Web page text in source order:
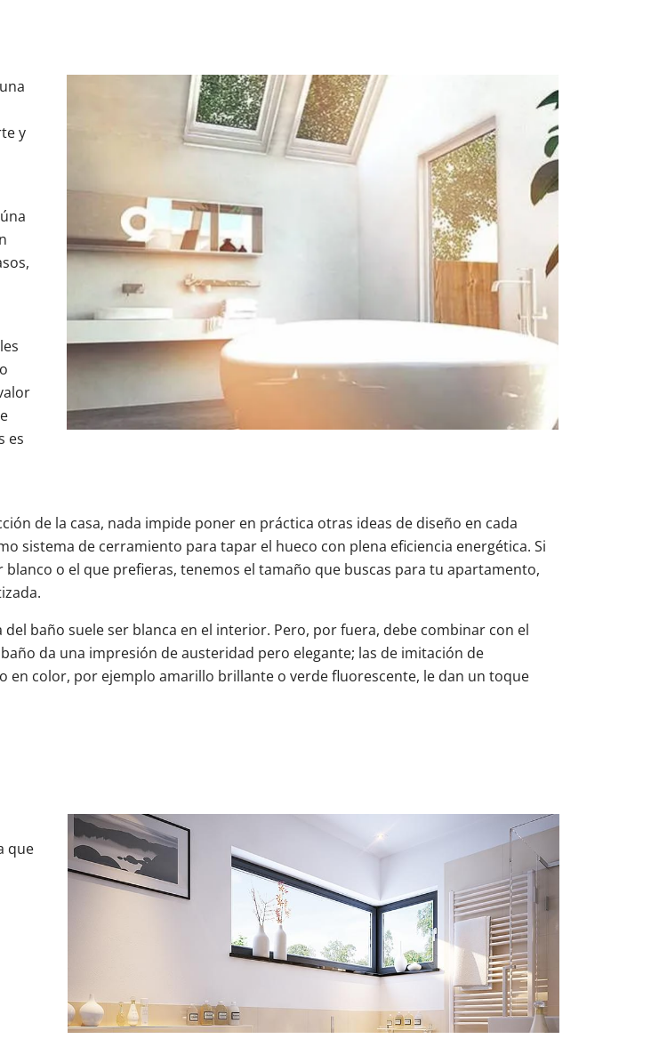
y
es
de la casa, nada impide poner en práctica otras ideas de diseño en cada
sistema de cerramiento para tapar el hueco con plena eficiencia energética. Si
o el que prefieras, tenemos el tamaño que buscas para tu apartamento,
baño suele ser blanca en el interior. Pero, por fuera, debe combinar con el
da una impresión de austeridad pero elegante; las de imitación de
en color, por ejemplo amarillo brillante o verde fluorescente, le dan un toque
que